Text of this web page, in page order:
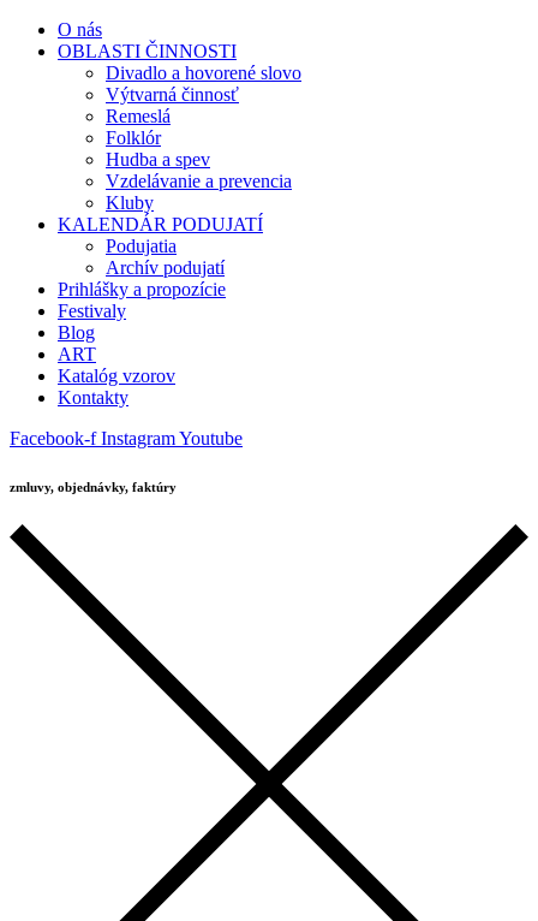
O nás
OBLASTI ČINNOSTI
Divadlo a hovorené slovo
Výtvarná činnosť
Remeslá
Folklór
Hudba a spev
Vzdelávanie a prevencia
Kluby
KALENDÁR PODUJATÍ
Podujatia
Archív podujatí
Prihlášky a propozície
Festivaly
Blog
ART
Katalóg vzorov
Kontakty
Facebook-f InstagramYoutube
zmluvy, objednávky, faktúry